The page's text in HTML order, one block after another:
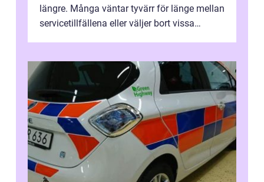
längre. Många väntar tyvärr för länge mellan
servicetillfällena eller väljer bort vissa